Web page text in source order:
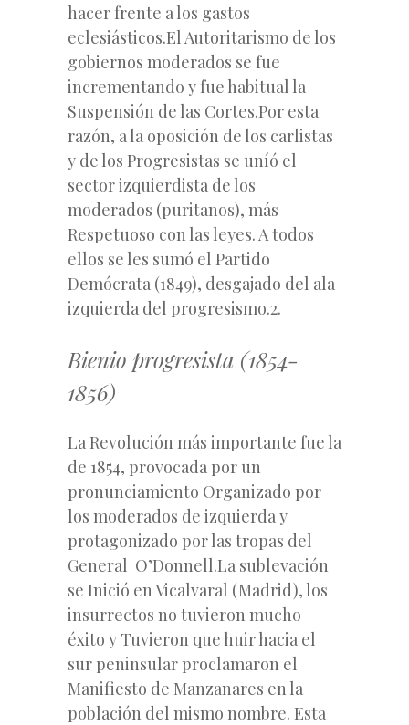
hacer frente a los gastos
eclesiásticos.El Autoritarismo de los
gobiernos moderados se fue
incrementando y fue habitual la
Suspensión de las Cortes.Por esta
razón, a la oposición de los carlistas
y de los Progresistas se uníó el
sector izquierdista de los
moderados (puritanos), más
Respetuoso con las leyes. A todos
ellos se les sumó el Partido
Demócrata (1849), desgajado del ala
izquierda del progresismo.2.
Bienio progresista (1854-
1856)
La Revolución más importante fue la
de 1854, provocada por un
pronunciamiento Organizado por
los moderados de izquierda y
protagonizado por las tropas del
General O’Donnell.La sublevación
se Inició en Vicalvaral (Madrid), los
insurrectos no tuvieron mucho
éxito y Tuvieron que huir hacia el
sur peninsular proclamaron el
Manifiesto de Manzanares en la
población del mismo nombre. Esta